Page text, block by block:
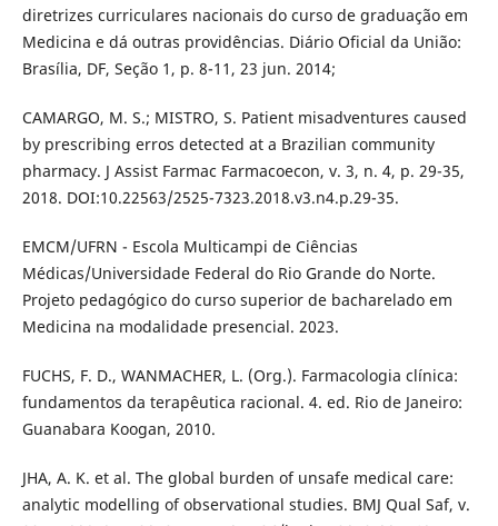
diretrizes curriculares nacionais do curso de graduação em
Medicina e dá outras providências. Diário Oficial da União:
Brasília, DF, Seção 1, p. 8-11, 23 jun. 2014;
CAMARGO, M. S.; MISTRO, S. Patient misadventures caused
by prescribing erros detected at a Brazilian community
pharmacy. J Assist Farmac Farmacoecon, v. 3, n. 4, p. 29-35,
2018. DOI:10.22563/2525-7323.2018.v3.n4.p.29-35.
EMCM/UFRN - Escola Multicampi de Ciências
Médicas/Universidade Federal do Rio Grande do Norte.
Projeto pedagógico do curso superior de bacharelado em
Medicina na modalidade presencial. 2023.
FUCHS, F. D., WANMACHER, L. (Org.). Farmacologia clínica:
fundamentos da terapêutica racional. 4. ed. Rio de Janeiro:
Guanabara Koogan, 2010.
JHA, A. K. et al. The global burden of unsafe medical care:
analytic modelling of observational studies. BMJ Qual Saf, v.